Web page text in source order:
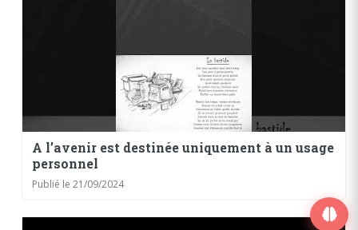
A l’avenir est destinée uniquement à un usage
personnel
Publié le 21/09/2024